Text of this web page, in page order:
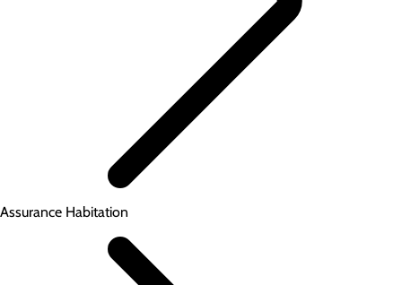
Assurance Habitation